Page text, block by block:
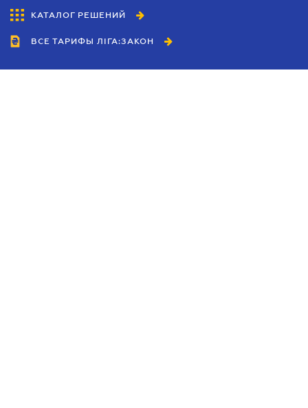
КАТАЛОГ РЕШЕНИЙ
ВСЕ ТАРИФЫ ЛІГА:ЗАКОН